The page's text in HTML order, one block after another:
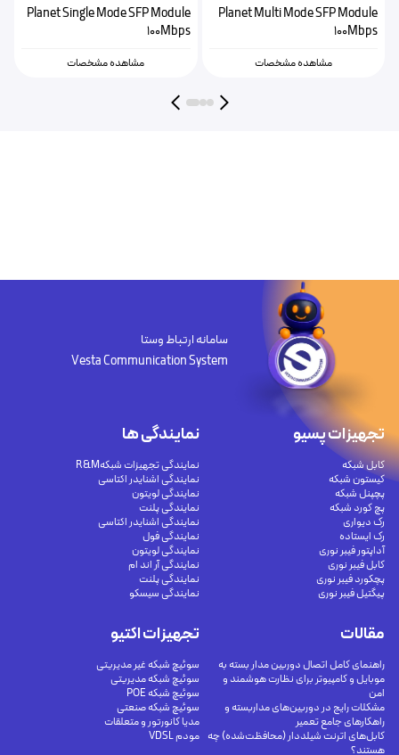
Planet Multi Mode SFP Module
100Mbps
مشاهده مشخصات
Planet Single Mode SFP Module
100Mbps
مشاهده مشخصات
سامانه ارتباط وستا
Vesta Communication System
تجهیزات پسیو
کابل شبکه
کیستون شبکه
پچپنل شبکه
پچ کورد شبکه
رک دیواری
رک ایستاده
آداپتور فیبر نوری
کابل فیبر نوری
پچکورد فیبر نوری
پیگتیل فیبر نوری
تجهیزات اکتیو
سوئیچ شبکه غیر مدیریتی
سوئیچ شبکه مدیریتی
سوئیچ شبکه POE
سوئیچ شبکه صنعتی
مدیا کانورتور و متعلقات
مودم VDSL
نمایندگی ها
نمایندگی تجهیزات شبکهR&M
نمایندگی اشنایدر اکتاسی
نمایندگی لویتون
نمایندگی پلنت
نمایندگی اشنایدر اکتاسی
نمایندگی فول
نمایندگی لویتون
نمایندگی آر اند ام
نمایندگی پلنت
نمایندگی سیسکو
مقالات
راهنمای کامل اتصال دوربین مدار بسته به
موبایل و کامپیوتر برای نظارت هوشمند و
امن
مشکلات رایج در دوربین‌های مداربسته و
راهکارهای جامع تعمیر
کابل‌های اترنت شیلددار (محافظت‌شده) چه
هستند؟